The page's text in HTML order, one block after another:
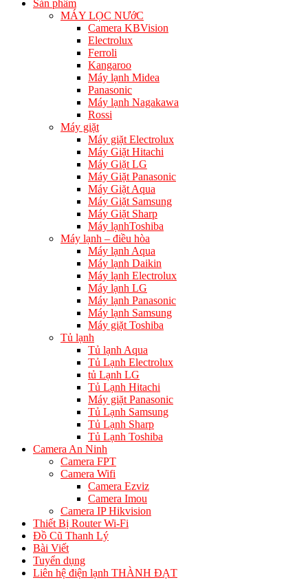
Sản phẩm
MÁY LỌC NƯớC
Camera KBVision
Electrolux
Ferroli
Kangaroo
Máy lạnh Midea
Panasonic
Máy lạnh Nagakawa
Rossi
Máy giặt
Máy giặt Electrolux
Máy Giặt Hitachi
Máy Giặt LG
Máy Giặt Panasonic
Máy Giặt Aqua
Máy Giặt Samsung
Máy Giặt Sharp
Máy lạnhToshiba
Máy lạnh – điều hòa
Máy lạnh Aqua
Máy lạnh Daikin
Máy lạnh Electrolux
Máy lạnh LG
Máy lạnh Panasonic
Máy lạnh Samsung
Máy giặt Toshiba
Tủ lạnh
Tủ lạnh Aqua
Tủ Lạnh Electrolux
tủ Lạnh LG
Tủ Lạnh Hitachi
Máy giặt Panasonic
Tủ Lạnh Samsung
Tủ Lạnh Sharp
Tủ Lạnh Toshiba
Camera An Ninh
Camera FPT
Camera Wifi
Camera Ezviz
Camera Imou
Camera IP Hikvision
Thiết Bị Router Wi-Fi
Đồ Cũ Thanh Lý
Bài Viết
Tuyển dụng
Liên hệ điện lạnh THÀNH ĐẠT